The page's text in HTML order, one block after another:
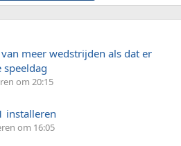
meer wedstrijden als dat er
speeldag
om 20:15
installeren
om 16:05